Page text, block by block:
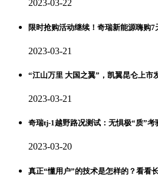
2023-03-22
限时抢购活动继续！奇瑞新能源嗨购
2023-03-21
“江山万里 大国之翼”，凯翼昆仑上市
2023-03-21
奇瑞tj-1越野路况测试：无惧极“质”考
2023-03-20
真正“懂用户”的技术是怎样的？看看